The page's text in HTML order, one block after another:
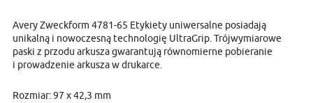
Avery Zweckform 4781-65 Etykiety uniwersalne posiadają
unikalną i nowoczesną technologię UltraGrip. Trójwymiarowe
paski z przodu arkusza gwarantują równomierne pobieranie
i prowadzenie arkusza w drukarce.
Rozmiar: 97 x 42,3 mm